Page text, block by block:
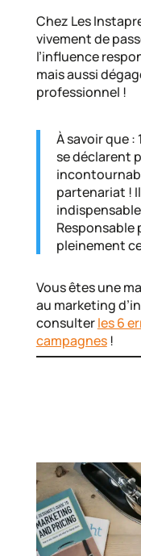
Chez Les
vivement de
l’influence
mais aussi
professionnel !
À savoir que :
se déclarent
partenariat !
Responsable
pleinement
Vous êtes une
au marketing
consulterles 6
campagnes!